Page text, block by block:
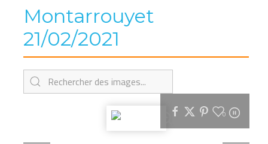
Montarrouyet
21/02/2021
0